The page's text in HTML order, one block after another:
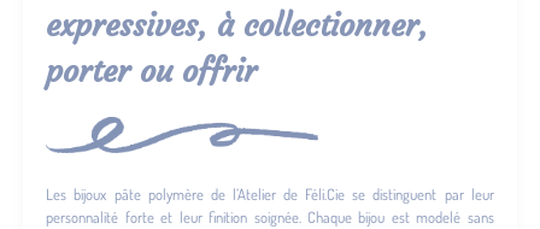
expressives, à collectionner,
porter ou offrir
Les bijoux pâte polymère de l’Atelier de Féli.Cie se distinguent par leur
personnalité forte et leur finition soignée. Chaque bijou est modelé sans